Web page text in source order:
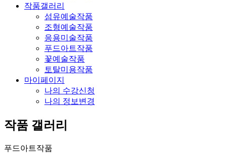
작품갤러리
섬유예술작품
조형예술작품
응용미술작품
푸드아트작품
꽃예술작품
토탈미용작품
마이페이지
나의 수강신청
나의 정보변경
작품 갤러리
푸드아트작품